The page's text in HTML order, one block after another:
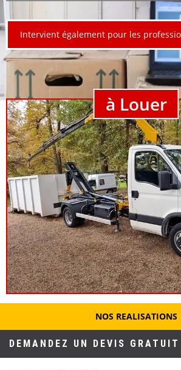
Intervient également pour les
à Louer
NOS REALISATIONS
DEMANDEZ UN DEVIS GRATUIT